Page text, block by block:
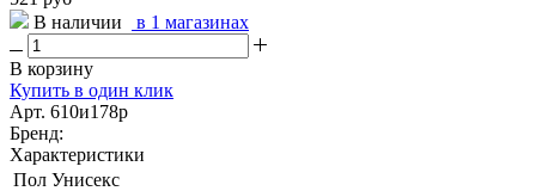
В наличии
в 1 магазинах
В корзину
Купить в один клик
Арт. 610и178р
Бренд:
Характеристики
Пол Унисекс